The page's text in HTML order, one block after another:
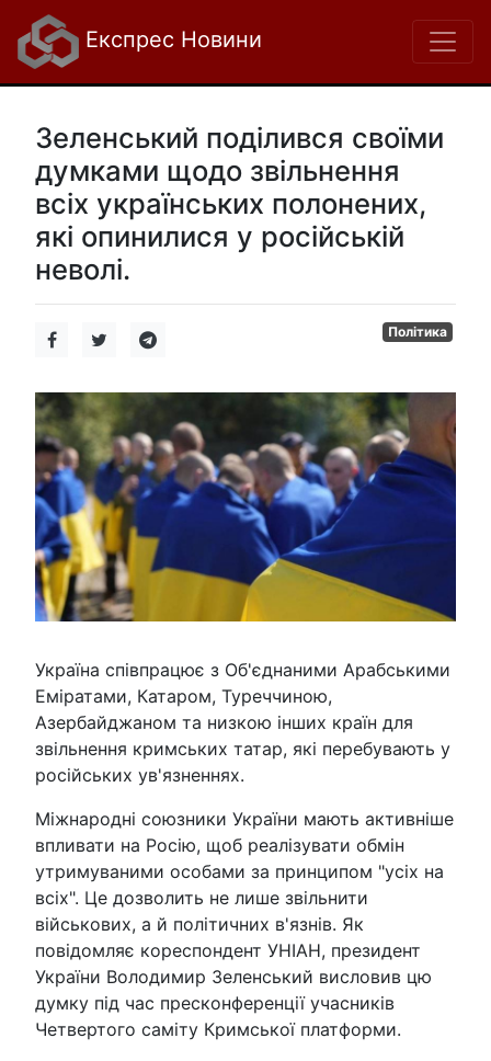
Експрес Новини
Зеленський поділився своїми
думками щодо звільнення
всіх українських полонених,
які опинилися у російській
неволі.
Політика
Україна співпрацює з Об'єднаними Арабськими
Еміратами, Катаром, Туреччиною,
Азербайджаном та низкою інших країн для
звільнення кримських татар, які перебувають у
російських ув'язненнях.
Міжнародні союзники України мають активніше
впливати на Росію, щоб реалізувати обмін
утримуваними особами за принципом "усіх на
всіх". Це дозволить не лише звільнити
військових, а й політичних в'язнів. Як
повідомляє кореспондент УНІАН, президент
України Володимир Зеленський висловив цю
думку під час пресконференції учасників
Четвертого саміту Кримської платформи.